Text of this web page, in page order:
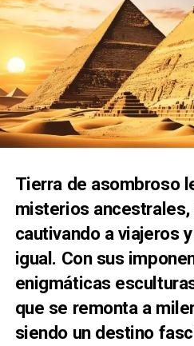
Tierra de asombroso
misterios
cautivando a viajeros
igual. Con sus
enigmáticas
que se remonta a
siendo un destino